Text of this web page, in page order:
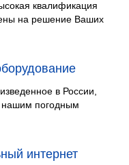
квалификация
на решение Ваших
в России,
нашим погодным
интернет